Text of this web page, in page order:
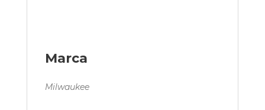
Marca
Milwaukee